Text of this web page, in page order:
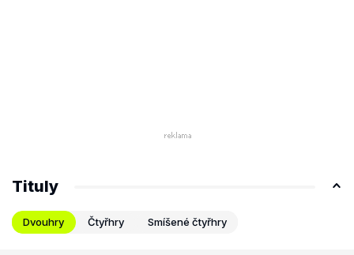
Tituly
Dvouhry Čtyřhry Smíšené čtyřhry